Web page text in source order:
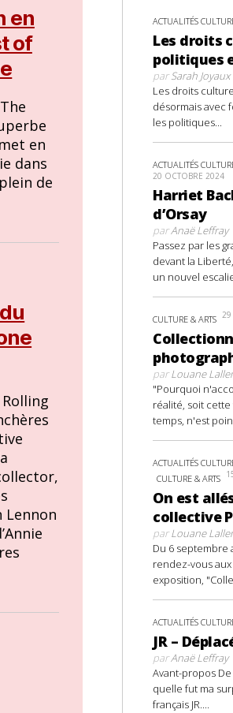
en
of
en
dans
de
Lennon
ACTUALITÉS
Les droits
politiques
parSarah Joyaux
Les droits
désormais avec
les politiques...
ACTUALITÉS
20 OCTOBRE 2024
Harriet
d’Orsay
parAnaë Leffray
Passez par les
devant la
un nouvel
CULTURE & ARTS 29
parLouane
"Pourquoi
réalité, soit
temps, n'est
ACTUALITÉS
CULTURE & ARTS
On est
collective
parLouane
Du 6 septembre
rendez-vous
exposition,
ACTUALITÉS
JR –
parAnaë Leffray
Avant-propos
quelle fut ma
français JR....